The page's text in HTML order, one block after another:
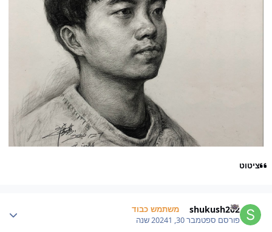
ציטוט
shukush202 משתמש כבוד
פורסם ספטמבר 30, 2024 1 שנה